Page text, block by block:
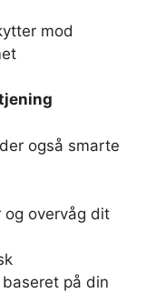
mod
også smarte
og overvåg dit
på din